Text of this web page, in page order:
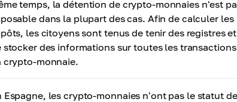
temps, la détention de crypto-monnaies n'est
dans la plupart des cas. Afin de calculer les
les citoyens sont tenus de tenir des registres et
stocker des informations sur toutes les transactions
crypto-monnaie.
Espagne, les crypto-monnaies n'ont pas le statut de